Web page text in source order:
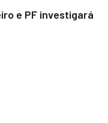
e PF investigará